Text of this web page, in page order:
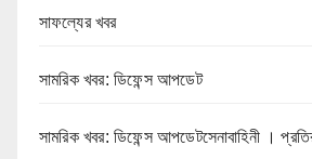
সাফল্যের খবর
সামরিক খবর: ডিফেন্স আপডেট
সামরিক খবর: ডিফেন্স আপডেটসেনাবাহিনী ।